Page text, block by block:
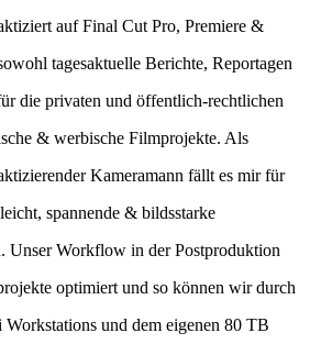
auf Final Cut Pro, Premiere &
tagesaktuelle Berichte, Reportagen
die privaten und öffentlich-rechtlichen
& werbische Filmprojekte. Als
Kameramann fällt es mir für
spannende & bildsstarke
UnserWorkflow in der Postproduktion
optimiert und so können wir durch
Workstations und dem eigenen 80 TB